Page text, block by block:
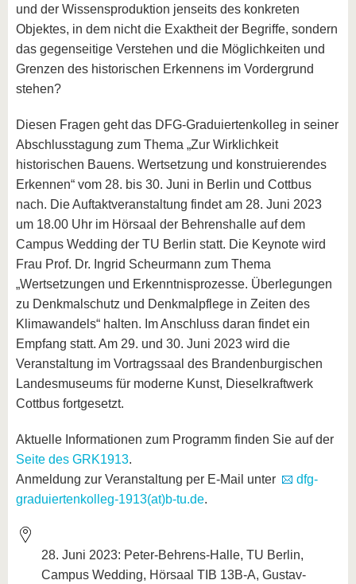
und der Wissensproduktion jenseits des konkreten
Objektes, in dem nicht die Exaktheit der Begriffe, sondern
das gegenseitige Verstehen und die Möglichkeiten und
Grenzen des historischen Erkennens im Vordergrund
stehen?
Diesen Fragen geht das DFG-Graduiertenkolleg in seiner
Abschlusstagung zum Thema „Zur Wirklichkeit
historischen Bauens. Wertsetzung und konstruierendes
Erkennen“ vom 28. bis 30. Juni in Berlin und Cottbus
nach. Die Auftaktveranstaltung findet am 28. Juni 2023
um 18.00 Uhr im Hörsaal der Behrenshalle auf dem
Campus Wedding der TU Berlin statt. Die Keynote wird
Frau Prof. Dr. Ingrid Scheurmann zum Thema
„Wertsetzungen und Erkenntnisprozesse. Überlegungen
zu Denkmalschutz und Denkmalpflege in Zeiten des
Klimawandels“ halten. Im Anschluss daran findet ein
Empfang statt. Am 29. und 30. Juni 2023 wird die
Veranstaltung im Vortragssaal des Brandenburgischen
Landesmuseums für moderne Kunst, Dieselkraftwerk
Cottbus fortgesetzt.
Aktuelle Informationen zum Programm finden Sie auf der
Seite des GRK1913.
Anmeldung zur Veranstaltung per E-Mail unter
dfg-
graduiertenkolleg-1913(at)b-tu.de.
28. Juni 2023: Peter-Behrens-Halle, TU Berlin,
Campus Wedding, Hörsaal TIB 13B-A, Gustav-